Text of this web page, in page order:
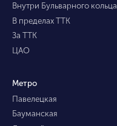
Внутри Бульварного кольца
В пределах ТТК
За ТТК
ЦАО
Метро
Павелецкая
Бауманская